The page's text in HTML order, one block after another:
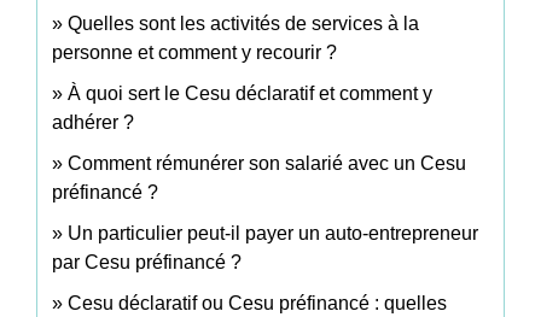
Quelles sont les activités de services à la
personne et comment y recourir ?
À quoi sert le Cesu déclaratif et comment y
adhérer ?
Comment rémunérer son salarié avec un Cesu
préfinancé ?
Un particulier peut-il payer un auto-entrepreneur
par Cesu préfinancé ?
Cesu déclaratif ou Cesu préfinancé : quelles